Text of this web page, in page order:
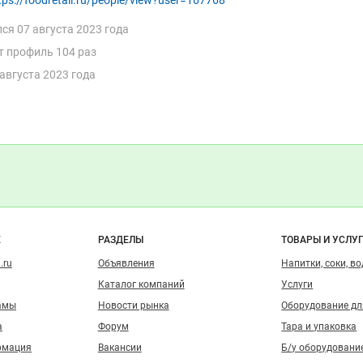
07 августа 2023 года
профиль 104 раз
2023 года
РАЗДЕЛЫ
Объявления
Каталог компаний
Новости рынка
Форум
Вакансии
ТОВАРЫ И
Напитки, соки,
Услуги
Оборудование
Тара и упаковка
Б/у